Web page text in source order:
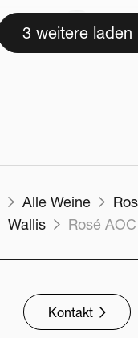
3 weitere laden
Alle Weine
Wallis Rosé AOC
Kontakt